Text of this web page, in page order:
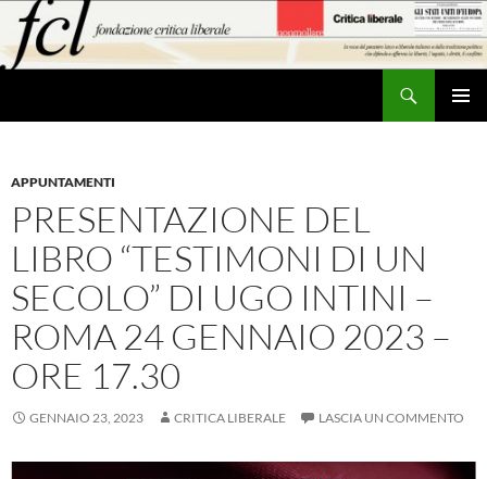
contenuto
APPUNTAMENTI
PRESENTAZIONE DEL
LIBRO “TESTIMONI DI UN
SECOLO” DI UGO INTINI –
ROMA 24 GENNAIO 2023 –
ORE 17.30
GENNAIO 23, 2023 CRITICA LIBERALE LASCIA UN COMMENTO